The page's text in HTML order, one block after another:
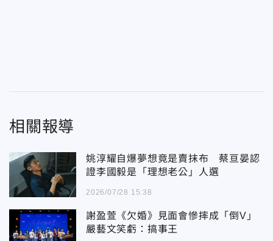
相關報導
姚淳耀自爆夢想竟是賣抹布 蔡亘晏認
證李國毅是「理想老公」人選
2026/07/28 15:38
謝盈萱《欠婚》見面會慘摔成「倒V」
嚴藝文笑虧：搞事王